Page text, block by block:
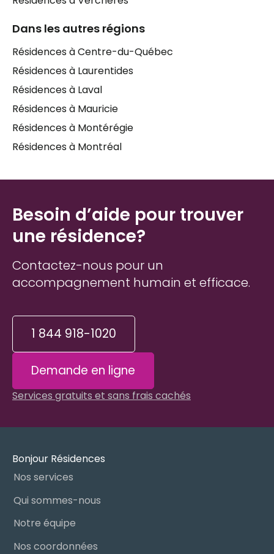
système de sécurité,cour extérieure
balançoires à l'extérieur
pour profiter des belles
journées. Les résidences deLavaltrie
principalement enfrançais
grandement la communication et le sentiment
d'appartenance des résidents. Trouver le bon foyer
bien accompagnée — et avoir quelqu'un à ses côtés
pour comparer les options fait toute la différence.
Dans les autres régions
Résidences à Centre-du-Québec
Résidences à Laurentides
Résidences à Laval
Résidences à Mauricie
Résidences à Montérégie
Résidences à Montréal
Besoin d’aide pour trouver
une résidence?
Contactez-nous pour un
accompagnement humain et efficace.
1 844 918-1020
Demande en ligne
Services gratuits et sans frais cachés
Bonjour Résidences
Nos services
Qui sommes-nous
Notre équipe
Nos coordonnées